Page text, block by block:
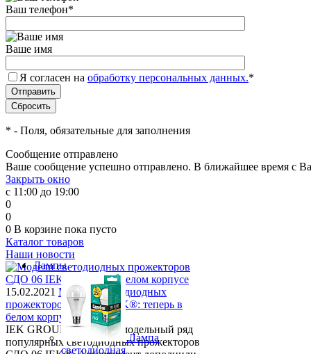
Ваш телефон*
Ваше имя
Я согласен на обработку персональных данных.*
* - Поля, обязательные для заполнения
Сообщение отправлено
Ваше сообщение успешно отправлено. В ближайшее время с
Закрыть окно
с 11:00 до 19:00
0
0
0 В корзине пока пусто
Каталог товаров
Лампы
Лампа
светодиодная
Наши новости
15.02.2021 Модели светодиодных
прожекторов СДО 06 IEK®: теперь в
белом корпусе
IEK GROUP расширяет модельный ряд
популярных светодиодных прожекторов